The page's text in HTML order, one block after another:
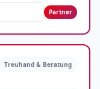
Partner
Treuhand & Beratung